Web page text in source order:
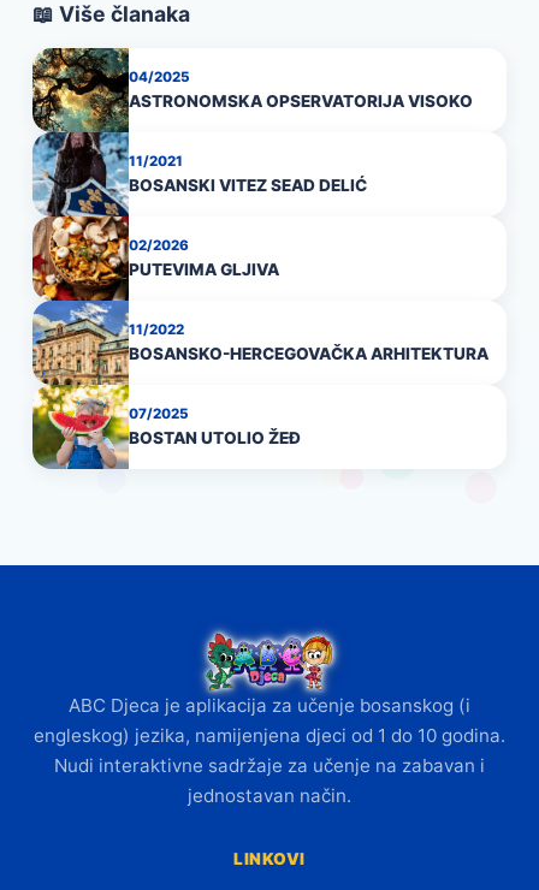
📖 Više članaka
04/2025
ASTRONOMSKA OPSERVATORIJA VISOKO
11/2021
BOSANSKI VITEZ SEAD DELIĆ
02/2026
PUTEVIMA GLJIVA
11/2022
BOSANSKO-HERCEGOVAČKA ARHITEKTURA
07/2025
BOSTAN UTOLIO ŽEĐ
ABC Djeca je aplikacija za učenje bosanskog (i
engleskog) jezika, namijenjena djeci od 1 do 10 godina.
Nudi interaktivne sadržaje za učenje na zabavan i
jednostavan način.
LINKOVI